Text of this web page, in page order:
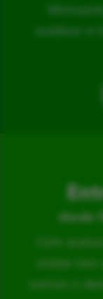
outdoor e
desde
Com
visitar-
somos o